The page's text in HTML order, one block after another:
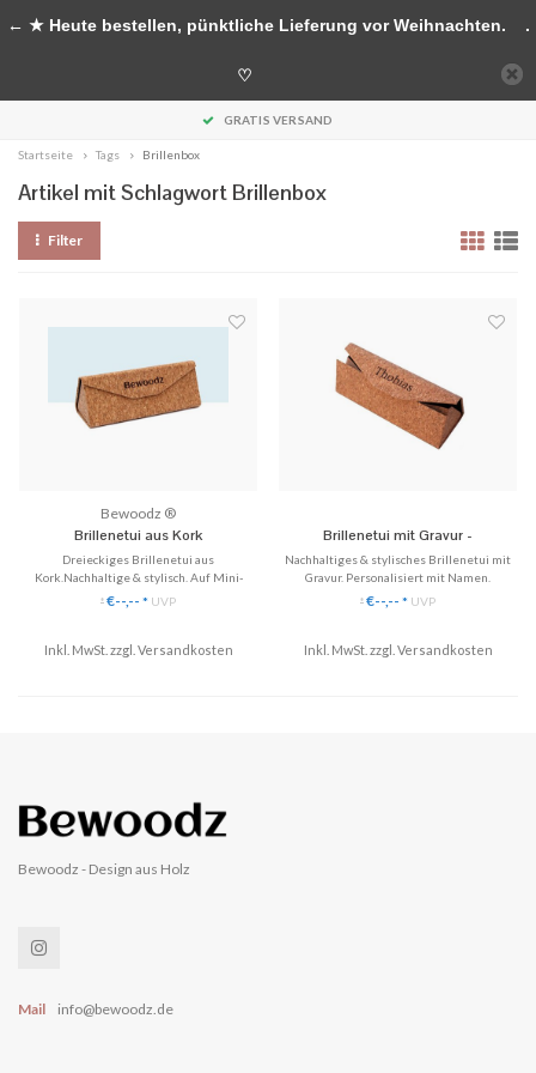
Handgefertigte Accessoires aus Holz
GRATIS VERSAND
Startseite Tags Brillenbox
Artikel mit Schlagwort Brillenbox
Filter
Bewoodz ®
Brillenetui aus Kork
Dreieckiges Brillenetui aus
Kork.Nachhaltige & stylisch. Auf Mini-
Größe faltbar!
✓ Nachhaltiges Material: Kork
*€--,-- * UVP
Inkl. MwSt. zzgl. Versandkosten
Brillenetui mit Gravur -
Personalisiert mit Namen
Nachhaltiges & stylisches Brillenetui mit
Gravur. Personalisiert mit Namen.
✓ Individuell mit Wunsch-Gravur
✓ Jede Schriftart möglich
✓ Schriftart frei wählbar
*€--,-- * UVP
Inkl. MwSt. zzgl. Versandkosten
Bewoodz - Design aus Holz
Mail info@bewoodz.de
← ★ Heute bestellen, pünktliche Lieferung vor Weihnachten. .
♡